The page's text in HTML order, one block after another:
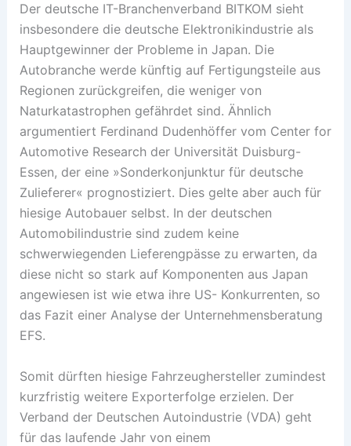
Der deutsche IT-Branchenverband BITKOM sieht
insbesondere die deutsche Elektronikindustrie als
Hauptgewinner der Probleme in Japan. Die
Autobranche werde künftig auf Fertigungsteile aus
Regionen zurückgreifen, die weniger von
Naturkatastrophen gefährdet sind. Ähnlich
argumentiert Ferdinand Dudenhöffer vom Center for
Automotive Research der Universität Duisburg-
Essen, der eine »Sonderkonjunktur für deutsche
Zulieferer« prognostiziert. Dies gelte aber auch für
hiesige Autobauer selbst. In der deutschen
Automobilindustrie sind zudem keine
schwerwiegenden Lieferengpässe zu erwarten, da
diese nicht so stark auf Komponenten aus Japan
angewiesen ist wie etwa ihre US- Konkurrenten, so
das Fazit einer Analyse der Unternehmensberatung
EFS.
Somit dürften hiesige Fahrzeughersteller zumindest
kurzfristig weitere Exporterfolge erzielen. Der
Verband der Deutschen Autoindustrie (VDA) geht
für das laufende Jahr von einem